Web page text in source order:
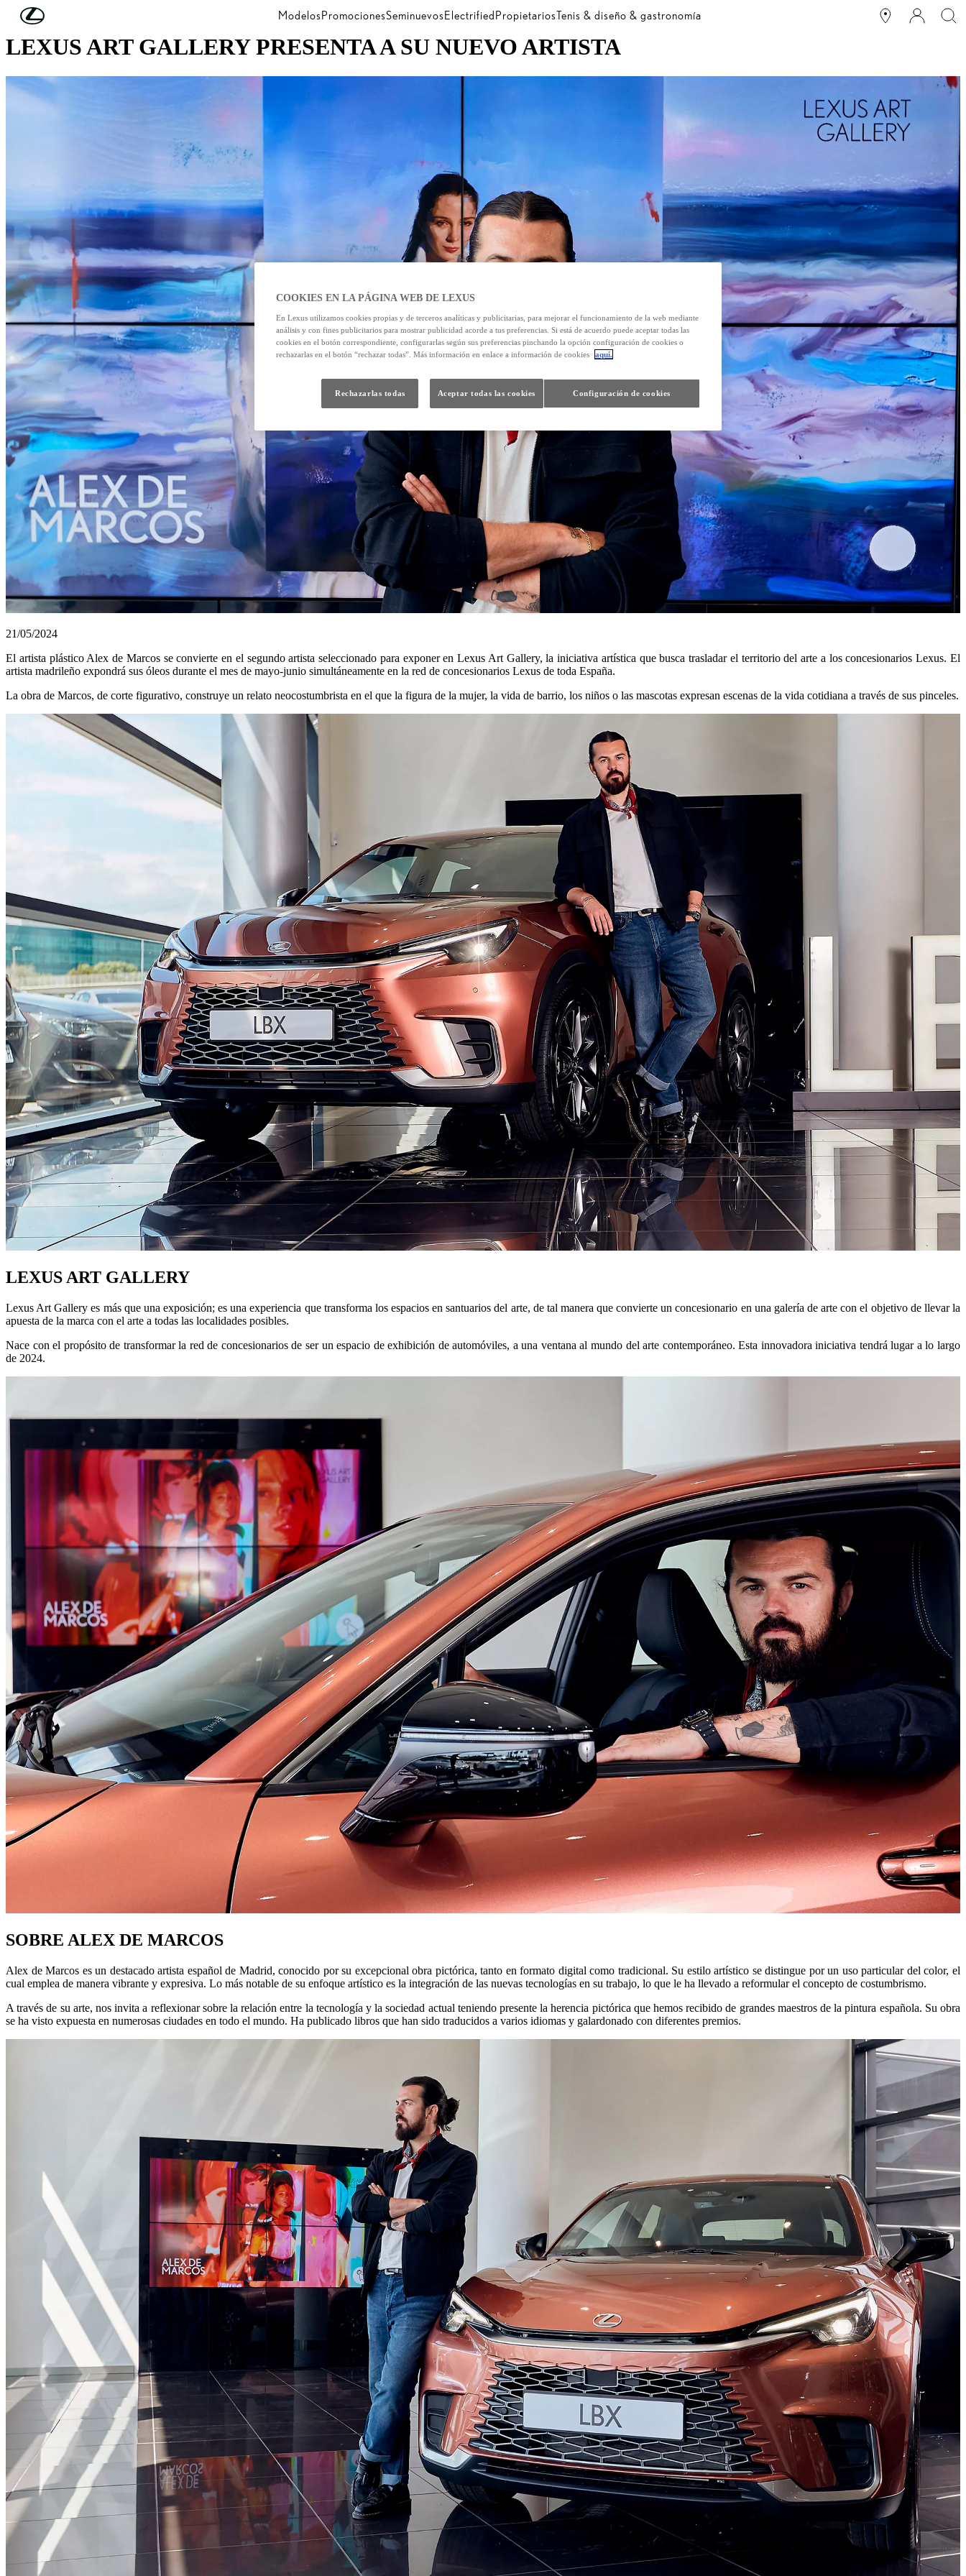
Skip to Main Content ModelosPromocionesSeminuevosElectrifiedPropietariosTenis & diseño & gastronomía
LEXUS ART GALLERY PRESENTA A SU NUEVO ARTISTA
21/05/2024
El artista plástico Alex de Marcos se convierte en el segundo artista seleccionado para exponer en Lexus Art Gallery, la iniciativa artística que busca trasladar el territorio del arte a los concesionarios Lexus. El
artista madrileño expondrá sus óleos durante el mes de mayo-junio simultáneamente en la red de concesionarios Lexus de toda España.
La obra de Marcos, de corte figurativo, construye un relato neocostumbrista en el que la figura de la mujer, la vida de barrio, los niños o las mascotas expresan escenas de la vida cotidiana a través de sus pinceles.
LEXUS ART GALLERY
Lexus Art Gallery es más que una exposición; es una experiencia que transforma los espacios en santuarios del arte, de tal manera que convierte un concesionario en una galería de arte con el objetivo de llevar la
apuesta de la marca con el arte a todas las localidades posibles.
Nace con el propósito de transformar la red de concesionarios de ser un espacio de exhibición de automóviles, a una ventana al mundo del arte contemporáneo. Esta innovadora iniciativa tendrá lugar a lo largo
de 2024.
SOBRE ALEX DE MARCOS
Alex de Marcos es un destacado artista español de Madrid, conocido por su excepcional obra pictórica, tanto en formato digital como tradicional. Su estilo artístico se distingue por un uso particular del color, el
cual emplea de manera vibrante y expresiva. Lo más notable de su enfoque artístico es la integración de las nuevas tecnologías en su trabajo, lo que le ha llevado a reformular el concepto de costumbrismo.
A través de su arte, nos invita a reflexionar sobre la relación entre la tecnología y la sociedad actual teniendo presente la herencia pictórica que hemos recibido de grandes maestros de la pintura española. Su obra
se ha visto expuesta en numerosas ciudades en todo el mundo. Ha publicado libros que han sido traducidos a varios idiomas y galardonado con diferentes premios.
COOKIES EN LA PÁGINA WEB DE LEXUS
En Lexus utilizamos cookies propias y de terceros analíticas y publicitarias, para mejorar el funcionamiento de la web mediante
análisis y con fines publicitarios para mostrar publicidad acorde a tus preferencias. Si está de acuerdo puede aceptar todas las
cookies en el botón correspondiente, configurarlas según sus preferencias pinchando la opción configuración de cookies o
rechazarlas en el botón “rechazar todas”. Más información en enlace a información de cookies
aquí.
Configuración de cookies
Rechazarlas todas Aceptar todas las cookies